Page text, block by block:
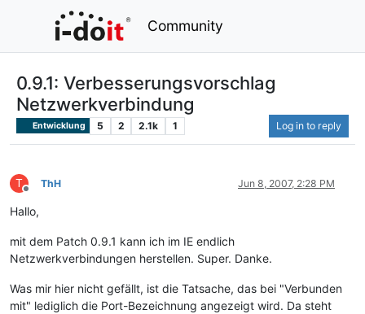
Community
0.9.1: Verbesserungsvorschlag
Netzwerkverbindung
Entwicklung 5 2 2.1k 1 Log in to reply
T
Offline
ThH Jun 8, 2007, 2:28 PM
Hallo,
mit dem Patch 0.9.1 kann ich im IE endlich
Netzwerkverbindungen herstellen. Super. Danke.
Was mir hier nicht gefällt, ist die Tatsache, das bei "Verbunden
mit" lediglich die Port-Bezeichnung angezeigt wird. Da steht